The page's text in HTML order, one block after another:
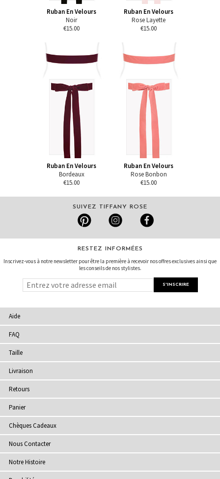
Ruban En Velours
Noir
€15.00
Ruban En Velours
Rose Layette
€15.00
Ruban En Velours
Bordeaux
€15.00
Ruban En Velours
Rose Bonbon
€15.00
SUIVEZ TIFFANY ROSE
RESTEZ INFORMÉES
Inscrivez-vous à notre newsletter pour être la première à recevoir nos offres exclusives ainsi que
les conseils de nos stylistes.
Aide
FAQ
Taille
Livraison
Retours
Panier
Chèques Cadeaux
Nous Contacter
Notre Histoire